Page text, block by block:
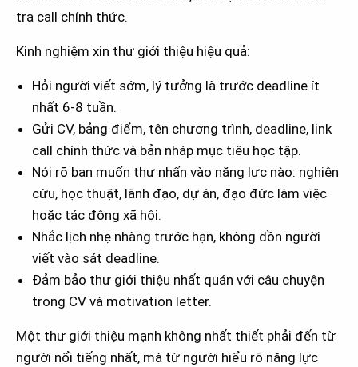
tra call chính thức.
Kinh nghiệm xin thư giới thiệu hiệu quả:
Hỏi người viết sớm, lý tưởng là trước deadline ít
nhất 6-8 tuần.
Gửi CV, bảng điểm, tên chương trình, deadline, link
call chính thức và bản nháp mục tiêu học tập.
Nói rõ bạn muốn thư nhấn vào năng lực nào: nghiên
cứu, học thuật, lãnh đạo, dự án, đạo đức làm việc
hoặc tác động xã hội.
Nhắc lịch nhẹ nhàng trước hạn, không dồn người
viết vào sát deadline.
Đảm bảo thư giới thiệu nhất quán với câu chuyện
trong CV và motivation letter.
Một thư giới thiệu mạnh không nhất thiết phải đến từ
người nổi tiếng nhất, mà từ người hiểu rõ năng lực